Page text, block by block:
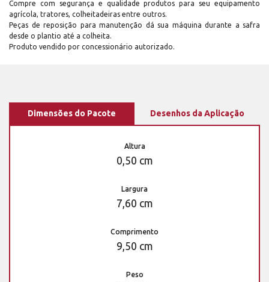
Compre com segurança e qualidade produtos para seu equipamento
agrícola, tratores, colheitadeiras entre outros.
Peças de reposição para manutenção dá sua máquina durante a safra
desde o plantio até a colheita.
Produto vendido por concessionário autorizado.
Dimensões do Pacote Desenhos da Aplicação
Altura
0,50 cm
Largura
7,60 cm
Comprimento
9,50 cm
Peso